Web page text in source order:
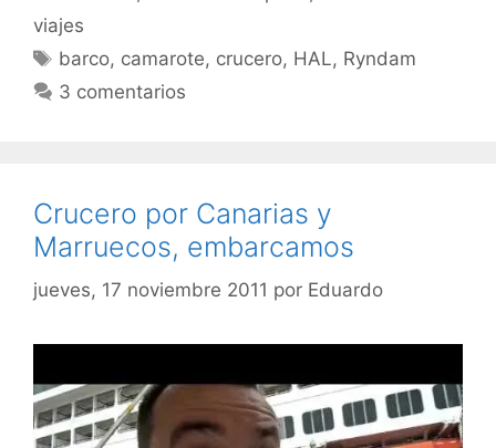
viajes
Etiquetas
barco, camarote, crucero, HAL, Ryndam
3 comentarios
Crucero por Canarias y
Marruecos, embarcamos
jueves, 17 noviembre 2011 por Eduardo